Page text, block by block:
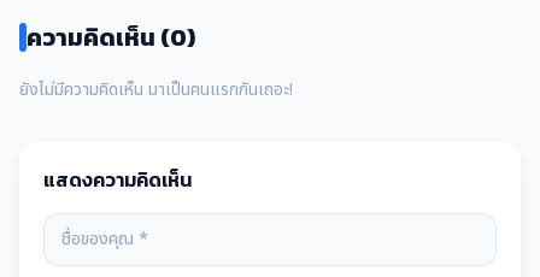
ความคิดเห็น (0)
ยังไม่มีความคิดเห็น มาเป็นคนแรกกันเถอะ!
แสดงความคิดเห็น